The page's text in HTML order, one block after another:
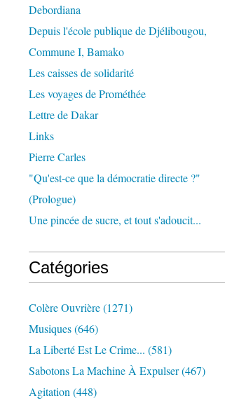
Debordiana
Depuis l'école publique de Djélibougou,
Commune I, Bamako
Les caisses de solidarité
Les voyages de Prométhée
Lettre de Dakar
Links
Pierre Carles
"Qu'est-ce que la démocratie directe ?"
(Prologue)
Une pincée de sucre, et tout s'adoucit...
Catégories
Colère Ouvrière(1271)
Musiques(646)
La Liberté Est Le Crime... (581)
Sabotons La Machine À Expulser(467)
Agitation (448)